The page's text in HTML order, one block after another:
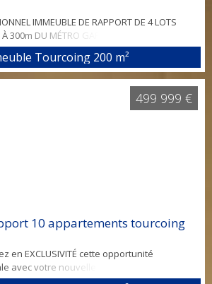
IMMEUBLE DE RAPPORT DE 4 LOTS
300m DU MÉTRO GARE DE TOURCOING ET
Un règlement de copropriéte et le
été réalisées par un géomètre ce qui
la découpe " DESCRIPTIF DES
1 (RDC) T3 : 70,8 m2 + cave 64 m2 + 103 m2
--> Appt...
Tourcoing 200 m²
10 appartements tourcoing
en EXCLUSIVITÉ cette opportunité
avec votre nouvelle agence spécialisée sur
d'Investissement Simplifié avec Nos
499 999 €